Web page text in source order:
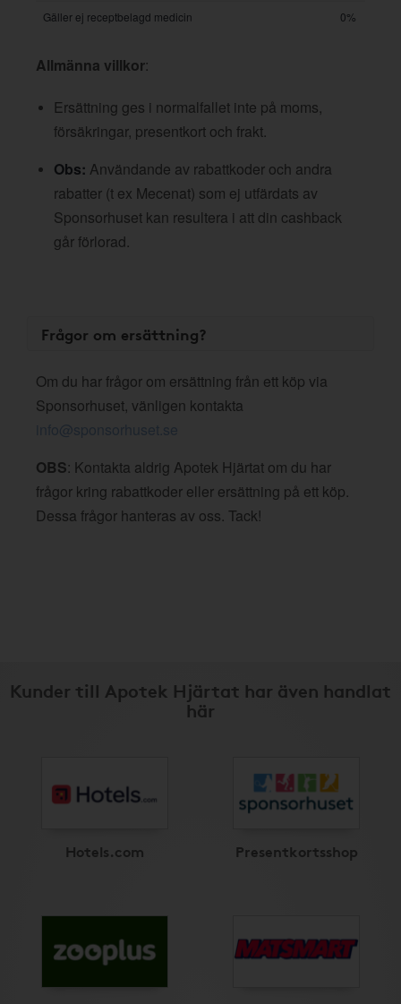
Gäller ej receptbelagd medicin
0%
Allmänna villkor:
Ersättning ges i normalfallet inte på moms,
försäkringar, presentkort och frakt.
Obs: Användande av rabattkoder och andra
rabatter (t ex Mecenat) som ej utfärdats av
Sponsorhuset kan resultera i att din cashback
går förlorad.
Frågor om ersättning?
Om du har frågor om ersättning från ett köp via
Sponsorhuset, vänligen kontakta
info@sponsorhuset.se
OBS: Kontakta aldrig Apotek Hjärtat om du har
frågor kring rabattkoder eller ersättning på ett köp.
Dessa frågor hanteras av oss. Tack!
Kunder till Apotek Hjärtat har även handlat
här
Hotels.com Presentkortsshop